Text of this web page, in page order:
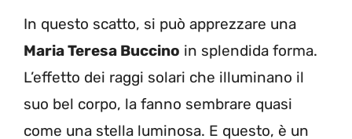
In questo scatto, si può apprezzare una
Maria Teresa Buccino in splendida forma.
L’effetto dei raggi solari che illuminano il
suo bel corpo, la fanno sembrare quasi
come una stella luminosa. E questo, è un